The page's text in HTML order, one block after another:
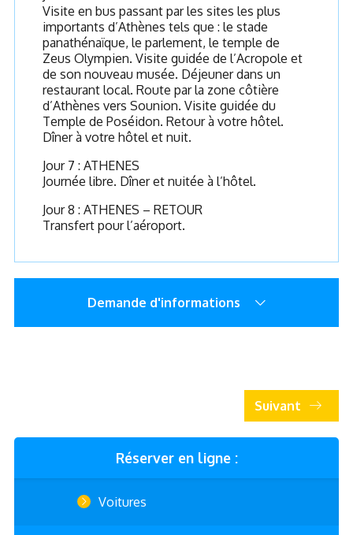
Réserver en ligne :
Voitures
Visite en bus passant par les sites les plus
importants d’Athènes tels que : le stade
panathénaïque, le parlement, le temple de
Zeus Olympien. Visite guidée de l’Acropole et
de son nouveau musée. Déjeuner dans un
restaurant local. Route par la zone côtière
d’Athènes vers Sounion. Visite guidée du
Temple de Poséidon. Retour à votre hôtel.
Dîner à votre hôtel et nuit.
Jour 7 : ATHENES
Journée libre. Dîner et nuitée à l’hôtel.
Jour 8 : ATHENES – RETOUR
Transfert pour l’aéroport.
Demande d'informations
Suivant